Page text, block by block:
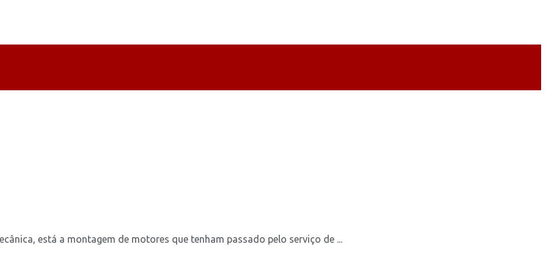
está a montagem de motores que tenham passado pelo serviço de ...